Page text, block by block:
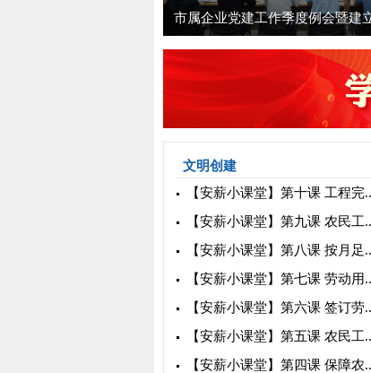
市属企业党建工作季度例会暨建
文明创建
【安薪小课堂】第十课 工程完
【安薪小课堂】第九课 农民工
【安薪小课堂】第八课 按月足
【安薪小课堂】第七课 劳动用
【安薪小课堂】第六课 签订劳
【安薪小课堂】第五课 农民工
【安薪小课堂】第四课 保障农